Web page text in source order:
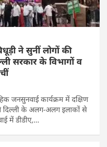
ने सुनीं लोगों की
सरकार के विभागों व
जनसुनवाई कार्यक्रम में दक्षिण
ने दिल्ली के अलग-अलग इलाकों से
में डीडीए,…